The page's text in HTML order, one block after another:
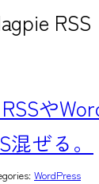
RSS
や
混ぜる。
WordPress